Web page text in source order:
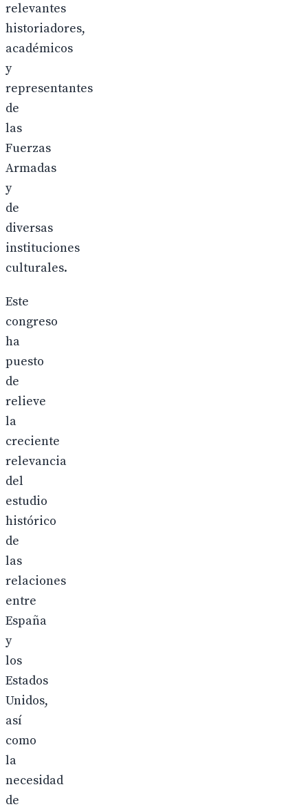
relevantes
historiadores,
académicos
y
representantes
de
las
Fuerzas
Armadas
y
de
diversas
instituciones
culturales.
Este
congreso
ha
puesto
de
relieve
la
creciente
relevancia
del
estudio
histórico
de
las
relaciones
entre
España
y
los
Estados
Unidos,
así
como
la
necesidad
de